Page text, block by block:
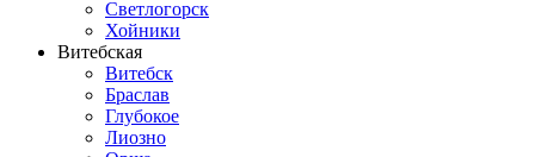
Светлогорск
Хойники
Витебская
Витебск
Браслав
Глубокое
Лиозно